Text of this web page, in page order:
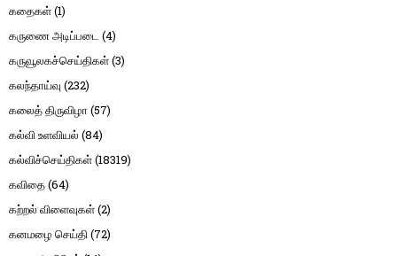
கதைகள்(1)
கருணை அடிப்படை (4)
கருவூலகச்செய்திகள்(3)
கலந்தாய்வு (232)
கலைத் திருவிழா (57)
கல்வி உளவியல் (84)
கல்விச்செய்திகள்(18319)
கவிதை(64)
கற்றல் விளைவுகள்(2)
கனமழை செய்தி(72)